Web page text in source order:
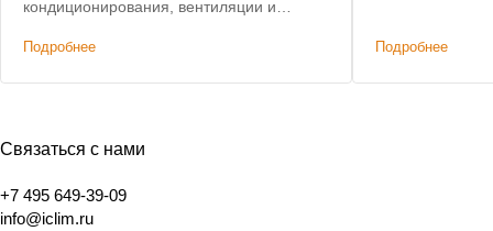
кондиционирования, вентиляции и
Подробнее Подробнее
Связаться с нами
+7 495 649-39-09
info@iclim.ru